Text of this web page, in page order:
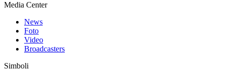
Media Center
News
Foto
Video
Broadcasters
Simboli